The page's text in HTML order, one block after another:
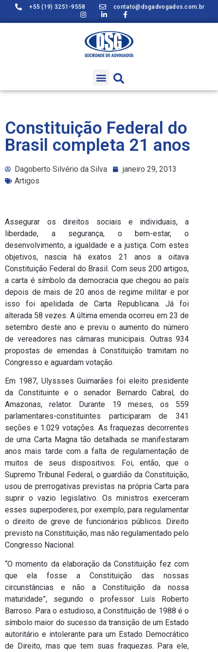
+55 (19) 3251-9558 contato@dsgadvogados.com.br
Constituição Federal do
Brasil completa 21 anos
Dagoberto Silvério da Silva
janeiro 29, 2013
Artigos
Assegurar os direitos sociais e individuais, a
liberdade, a segurança, o bem-estar, o
desenvolvimento, a igualdade e a justiça. Com estes
objetivos, nascia há exatos 21 anos a oitava
Constituição Federal do Brasil. Com seus 200 artigos,
a carta é símbolo da democracia que chegou ao país
depois de mais de 20 anos de regime militar e por
isso foi apelidada de Carta Republicana. Já foi
alterada 58 vezes. A última emenda ocorreu em 23 de
setembro deste ano e previu o aumento do número
de vereadores nas câmaras municipais. Outras 934
propostas de emendas à Constituição tramitam no
Congresso e aguardam votação.
Em 1987, Ulyssses Guimarães foi eleito presidente
da Constituinte e o senador Bernardo Cabral, do
Amazonas, relator. Durante 19 meses, os 559
parlamentares-constituintes participaram de 341
seções e 1.029 votações. As fraquezas decorrentes
de uma Carta Magna tão detalhada se manifestaram
anos mais tarde com a falta de regulamentação de
muitos de seus dispositivos. Foi, então, que o
Supremo Tribunal Federal, o guardião da Constituição,
usou de prerrogativas previstas na própria Carta para
suprir o vazio legislativo. Os ministros exerceram
esses superpoderes, por exemplo, para regulamentar
o direito de greve de funcionários públicos. Direito
previsto na Constituição, mas não regulamentado pelo
Congresso Nacional.
“O momento da elaboração da Constituição fez com
que ela fosse a Constituição das nossas
circunstâncias e não a Constituição da nossa
maturidade”, segundo o professor Luís Roberto
Barroso. Para o estudioso, a Constituição de 1988 é o
símbolo maior do sucesso da transição de um Estado
autoritário e intolerante para um Estado Democrático
de Direito, mas que tem suas fraquezas. Para ele,